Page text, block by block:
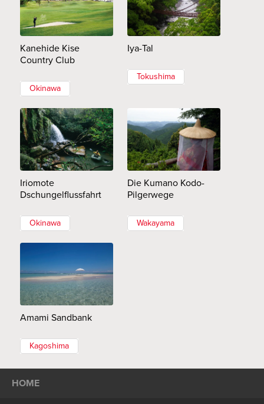
Kanehide Kise
Country Club
Okinawa
Iya-Tal
Tokushima
Iriomote
Dschungelflussfahrt
Okinawa
Die Kumano Kodo-
Pilgerwege
Wakayama
Amami Sandbank
Kagoshima
HOME